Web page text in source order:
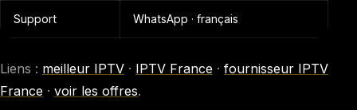
Support WhatsApp · français
Liens : meilleur IPTV · IPTV France · fournisseur IPTV
France · voir les offres.